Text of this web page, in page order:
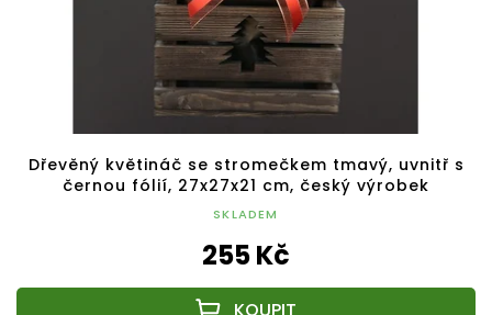
Dřevěný květináč se stromečkem tmavý, uvnitř s
černou fólií, 27x27x21 cm, český výrobek
SKLADEM
255 Kč